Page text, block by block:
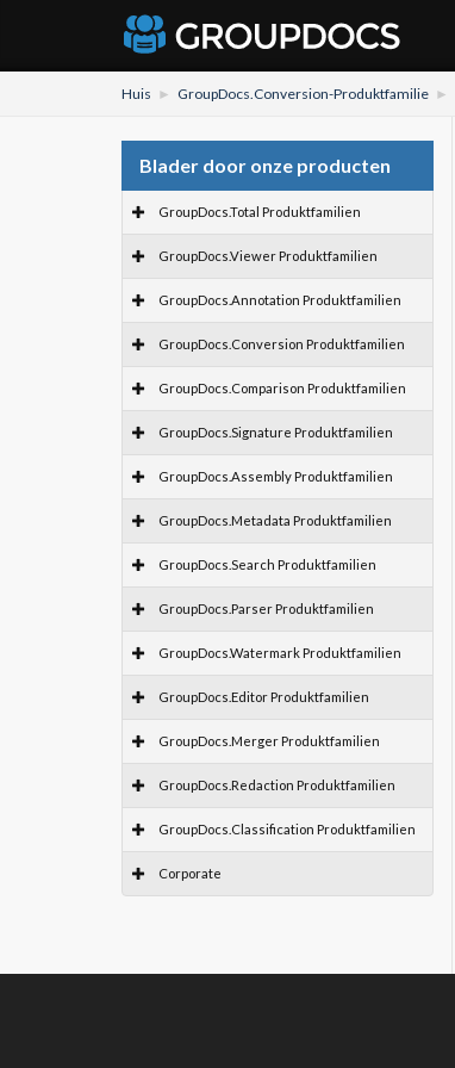
Huis GroupDocs.Conversion-Produktfamilie
Blader door onze producten
GroupDocs.Total Produktfamilien
GroupDocs.Viewer Produktfamilien
GroupDocs.Annotation Produktfamilien
GroupDocs.Conversion Produktfamilien
GroupDocs.Comparison Produktfamilien
GroupDocs.Signature Produktfamilien
GroupDocs.Assembly Produktfamilien
GroupDocs.Metadata Produktfamilien
GroupDocs.Search Produktfamilien
GroupDocs.Parser Produktfamilien
GroupDocs.Watermark Produktfamilien
GroupDocs.Editor Produktfamilien
GroupDocs.Merger Produktfamilien
GroupDocs.Redaction Produktfamilien
GroupDocs.Classification Produktfamilien
Corporate